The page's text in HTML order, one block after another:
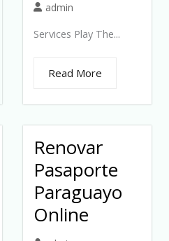
admin
Services Play The...
Read More
Renovar
Pasaporte
Paraguayo
Online